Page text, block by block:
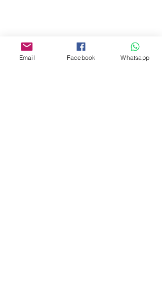
Mall,Nathan Road 534-538,
Yau Ma Tei, Hong Kong.
Email Facebook Whatsapp